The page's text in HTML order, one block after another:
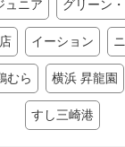
ュニア グリーン
イーション
むら 横浜 昇龍園
すし三崎港